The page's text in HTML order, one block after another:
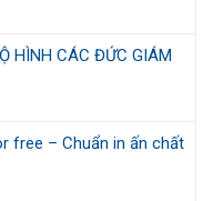
HÌNH CÁC ĐỨC GIÁM
free – Chuẩn in ấn chất